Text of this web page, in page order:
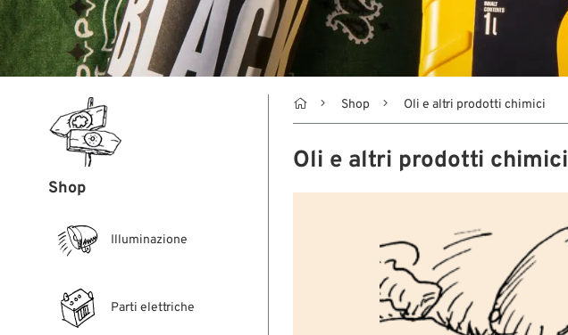
Shop
Illuminazione
Parti elettriche
 Shop Oli e altri prodotti chimici
Oli e altri prodotti chimici